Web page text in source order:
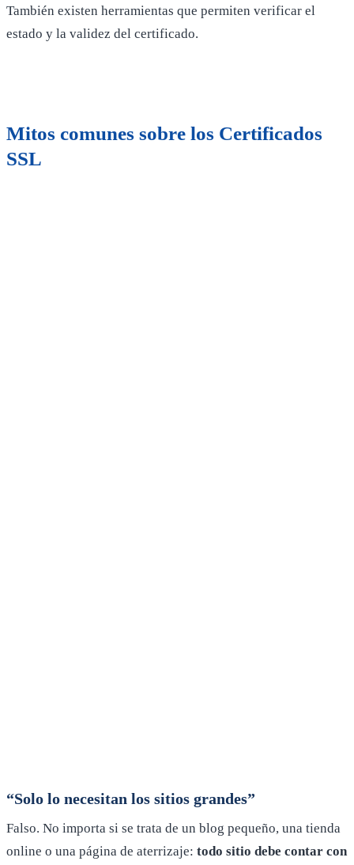
También existen herramientas que permiten verificar el
estado y la validez del certificado.
Mitos comunes sobre los Certificados
SSL
“Solo lo necesitan los sitios grandes”
Falso. No importa si se trata de un blog pequeño, una tienda
online o una página de aterrizaje: todo sitio debe contar con